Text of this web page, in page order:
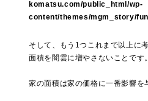
komatsu.com/public_html/wp-
content/themes/mgm_story/
そして、もう1つこれまで以上に
面積を闇雲に増やさないことです。
家の面積は家の価格に一番影響を